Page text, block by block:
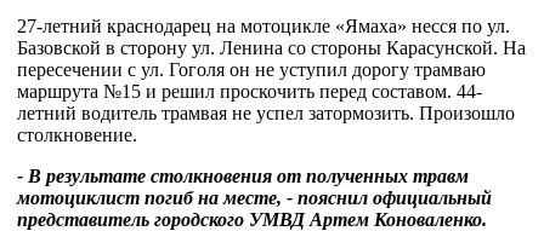
27-летний краснодарец на мотоцикле «Ямаха» несся по ул.
Базовской в сторону ул. Ленина со стороны Карасунской. На
пересечении с ул. Гоголя он не уступил дорогу трамваю
маршрута №15 и решил проскочить перед составом. 44-
летний водитель трамвая не успел затормозить. Произошло
столкновение.
- В результате столкновения от полученных травм
мотоциклист погиб на месте, - пояснил официальный
представитель городского УМВД Артем Коноваленко.